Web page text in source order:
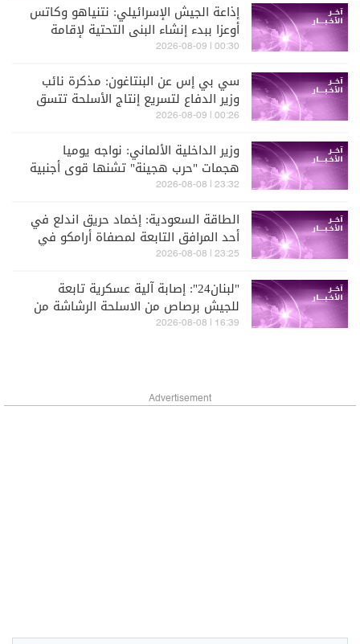
إذاعة الجيش الإسرائيلي: نتنياهو وكاتس
أوعزا ببدء إنشاء البنى التحتية لإقامة
مدينة جديدة في رفح جنوبي قطاع غزة
00:30 | 2026-08-09
سي بي إس عن البنتاغون: مذكرة نائب
وزير الدفاع لتسريع إنتاج الأسلحة تتسق
مع جهود إعادة بناء الصناعة الدفاعية
00:26 | 2026-08-09
وزير الداخلية الألماني: نواجه يوميا
هجمات "حرب هجينة" تشنها قوى أجنبية
23:32 | 2026-08-08
الطاقة السعودية: إخماد حريق اندلع في
أحد المرافق التابعة لمصفاة أرامكو في
جازان
23:25 | 2026-08-08
"لبنان24": إصابة آلية عسكرية تابعة
للجيش برصاص من الاسلحة الرشاشة من
قبل الجيش الإسرائيلي عند مثلث الخيام-
16:39 | 2026-08-08
Advertisement